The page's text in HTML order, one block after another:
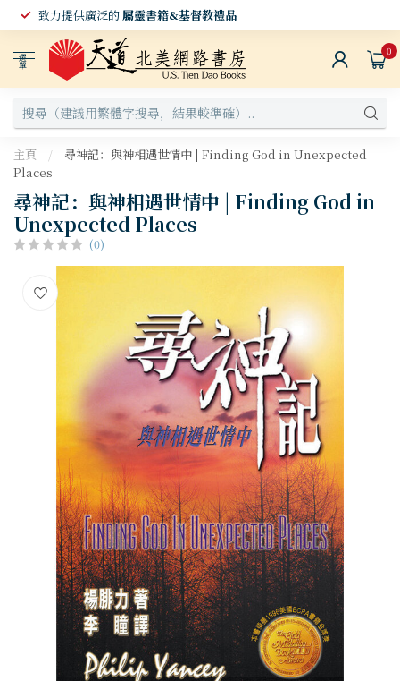
致力提供廣泛的屬靈書籍&基督教禮品
選
單
0
主頁 /
尋神記：與神相遇世情中 | Finding God in Unexpected
Places
尋神記：與神相遇世情中 | Finding God in
Unexpected Places
(0)